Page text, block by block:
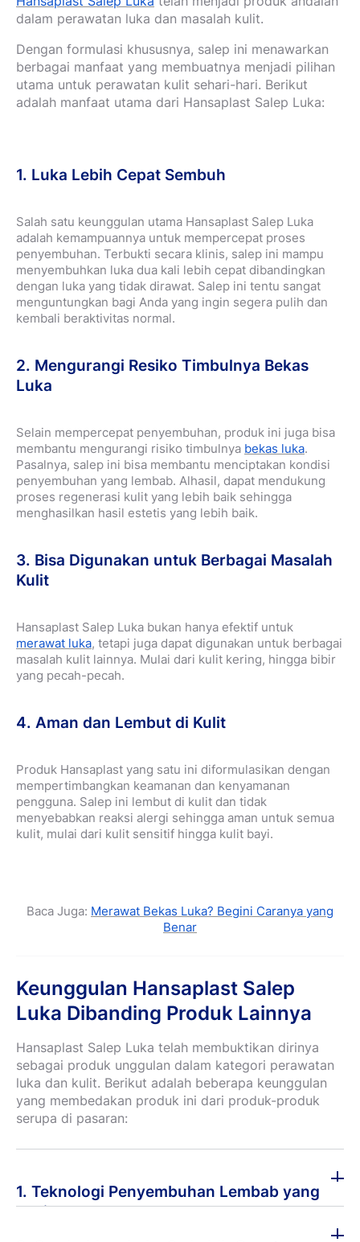
dalam perawatan luka dan masalah kulit.
Dengan formulasi khususnya, salep ini menawarkan
berbagai manfaat yang membuatnya menjadi pilihan
utama untuk perawatan kulit sehari-hari. Berikut
adalah manfaat utama dari Hansaplast Salep Luka:
1. Luka Lebih Cepat Sembuh
Salah satu keunggulan utama Hansaplast Salep Luka
adalah kemampuannya untuk mempercepat proses
penyembuhan. Terbukti secara klinis, salep ini mampu
menyembuhkan luka dua kali lebih cepat dibandingkan
dengan luka yang tidak dirawat. Salep ini tentu sangat
menguntungkan bagi Anda yang ingin segera pulih dan
kembali beraktivitas normal.
2. Mengurangi Resiko Timbulnya Bekas
Luka
Selain mempercepat penyembuhan, produk ini juga bisa
membantu mengurangi risiko timbulnya bekas luka.
Pasalnya, salep ini bisa membantu menciptakan kondisi
penyembuhan yang lembab. Alhasil, dapat mendukung
proses regenerasi kulit yang lebih baik sehingga
menghasilkan hasil estetis yang lebih baik.
3. Bisa Digunakan untuk Berbagai Masalah
Kulit
Hansaplast Salep Luka bukan hanya efektif untuk
merawat luka, tetapi juga dapat digunakan untuk berbagai
masalah kulit lainnya. Mulai dari kulit kering, hingga bibir
yang pecah-pecah.
4. Aman dan Lembut di Kulit
Produk Hansaplast yang satu ini diformulasikan dengan
mempertimbangkan keamanan dan kenyamanan
pengguna. Salep ini lembut di kulit dan tidak
menyebabkan reaksi alergi sehingga aman untuk semua
kulit, mulai dari kulit sensitif hingga kulit bayi.
Baca Juga: Merawat Bekas Luka? Begini Caranya yang
Benar
Keunggulan Hansaplast Salep
Luka Dibanding Produk Lainnya
Hansaplast Salep Luka telah membuktikan dirinya
sebagai produk unggulan dalam kategori perawatan
luka dan kulit. Berikut adalah beberapa keunggulan
yang membedakan produk ini dari produk-produk
serupa di pasaran:
1. Teknologi Penyembuhan Lembab yang
Optimal